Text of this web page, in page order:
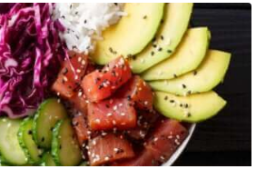
on metabolic disorders. Nutrients,
RB., Guarino A., Hojsak I., et al.,
of antibiotic-associated
J Pediatr Gastroenterol Nutr, 2016. 62
Del Casale A, et al. Effects of Probiotics